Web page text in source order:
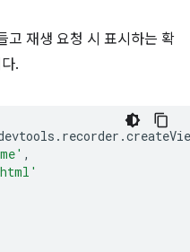
고 재생 요청 시 표시하는 확
.
. recorder .
,